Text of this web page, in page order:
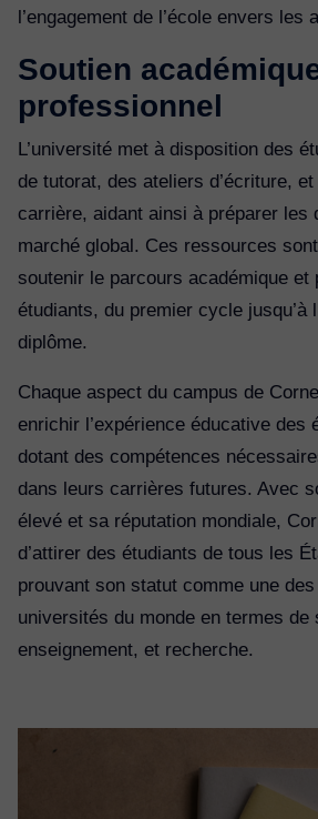
l’engagement de l’école envers les
Soutien
professionnel
L’université met à disposition des
de tutorat, des ateliers d’écriture,
carrière, aidant ainsi à préparer les
marché global. Ces ressources
soutenir le parcours académique et
étudiants, du premier cycle jusqu’à
diplôme.
Chaque aspect du campus de
enrichir l’expérience éducative des
dotant des compétences
dans leurs carrières futures. Avec
élevé et sa réputation mondiale,
d’attirer des étudiants de tous les
prouvant son statut comme une
universités du monde en termes de
enseignement, et recherche.